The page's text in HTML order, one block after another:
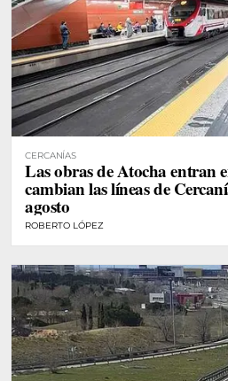
CERCANÍAS
Las obras de Atocha entran
cambian las líneas de
agosto
ROBERTO LÓPEZ